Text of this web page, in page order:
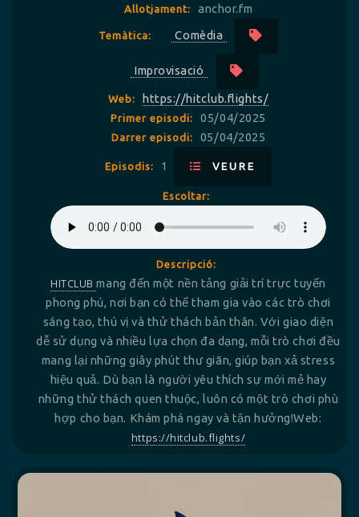
Allotjament: anchor.fm
Temàtica: Comèdia
Improvisació
Web: https://hitclub.flights/
Primer episodi: 05/04/2025
Darrer episodi: 05/04/2025
Episodis: 1 VEURE
Escoltar:
Descripció:
HITCLUBmang đến một nền tảng giải trí trực tuyến
phong phú, nơi bạn có thể tham gia vào các trò chơi
sáng tạo, thú vị và thử thách bản thân. Với giao diện
dễ sử dụng và nhiều lựa chọn đa dạng, mỗi trò chơi đều
mang lại những giây phút thư giãn, giúp bạn xả stress
hiệu quả. Dù bạn là người yêu thích sự mới mẻ hay
những thử thách quen thuộc, luôn có một trò chơi phù
hợp cho bạn. Khám phá ngay và tận hưởng!Web:
https://hitclub.flights/